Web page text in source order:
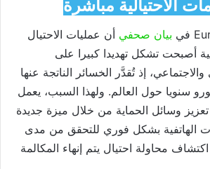
الاحتيالية مباشرة
في بيان صحفي أن عمليات الاحتيال
أصبحت تشكل تهديدا كبيرا على
إذ تُقدَّر الخسائر الناتجة عنها
مليون يورو سنويا حول العالم. ولهذا السبب، يعمل
وسائل الحماية من خلال ميزة جديدة
الهاتفية بشكل فوري للتحقق من مدى
محاولة احتيال يتم إنهاء المكالمة